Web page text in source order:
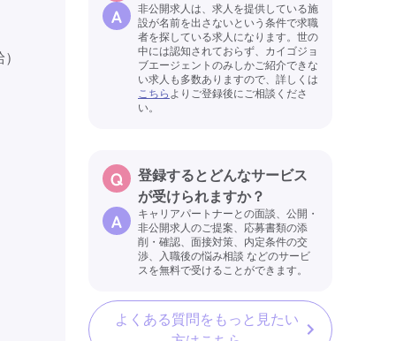
非公開求人は、求人を提供している施
設が名前を出さないという条件で求職
者を探している求人になります。世の
中には認知されておらず、カイゴジョ
ブエージェントのみしかご紹介できな
い求人も多数ありますので、詳しくは
こちらよりご登録後にご相談くださ
い。
登録するとどんなサービス
が受けられますか？
キャリアパートナーとの面談、公開・
非公開求人のご提案、応募書類の添
削・確認、面接対策、内定条件の交
渉、入職後の悩み相談 などのサービ
スを無料で受けることができます。
よくある質問をもっと見たい